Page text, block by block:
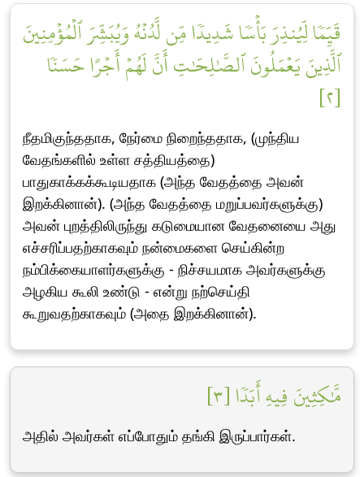
قَيِّمٗا لِّيُنذِرَ بَأۡسٗا شَدِيدٗا مِّن لَّدُنۡهُ وَيُبَشِّرَ ٱلۡمُؤۡمِنِينَ
ٱلَّذِينَ يَعۡمَلُونَ ٱلصَّٰلِحَٰتِ أَنَّ لَهُمۡ أَجۡرًا حَسَنٗا
[٢]
நீதமிகுந்ததாக, நேர்மை நிறைந்ததாக, (முந்திய
வேதங்களில் உள்ள சத்தியத்தை)
பாதுகாக்கக்கூடியதாக (அந்த வேதத்தை அவன்
இறக்கினான்). (அந்த வேதத்தை மறுப்பவர்களுக்கு)
அவன் புறத்திலிருந்து கடுமையான வேதனையை அது
எச்சரிப்பதற்காகவும் நன்மைகளை செய்கின்ற
நம்பிக்கையாளர்களுக்கு - நிச்சயமாக அவர்களுக்கு
அழகிய கூலி உண்டு - என்று நற்செய்தி
கூறுவதற்காகவும் (அதை இறக்கினான்).
مَّٰكِثِينَ فِيهِ أَبَدٗا [٣]
அதில் அவர்கள் எப்போதும் தங்கி இருப்பார்கள்.